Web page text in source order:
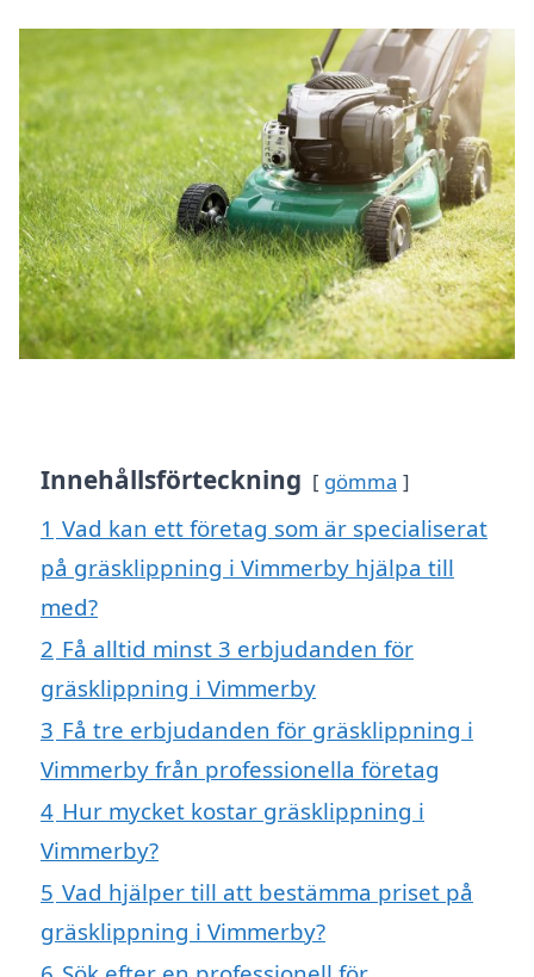
Innehållsförteckning gömma
1 Vad kan ett företag som är specialiserat
på gräsklippning i Vimmerby hjälpa till
med?
2 Få alltid minst 3 erbjudanden för
gräsklippning i Vimmerby
3 Få tre erbjudanden för gräsklippning i
Vimmerby från professionella företag
4 Hur mycket kostar gräsklippning i
Vimmerby?
5 Vad hjälper till att bestämma priset på
gräsklippning i Vimmerby?